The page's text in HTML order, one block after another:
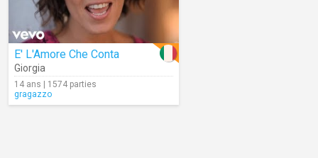
E' L'Amore Che Conta
Giorgia
14 ans | 1574 parties
gragazzo